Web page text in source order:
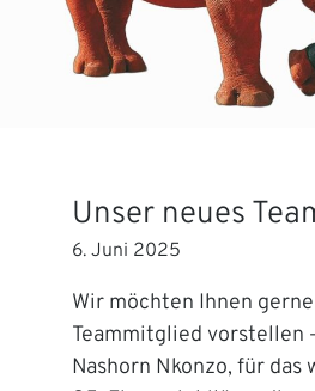
Unser neues
6. Juni 2025
Wir möchten Ihnen
Teammitglied vorstellen
Nashorn Nkonzo, für das